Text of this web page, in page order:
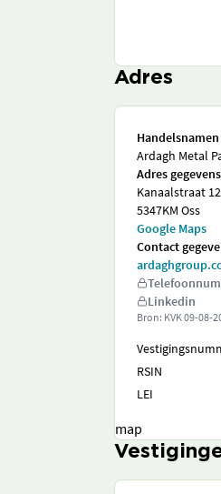
Adres
Handelsnamen
Ardagh Metal
Adres gegevens
Kanaalstraat
5347KM Oss
Google Maps
Contact
Linkedin
Bron: KVK09-08-
RSIN
LEI
map